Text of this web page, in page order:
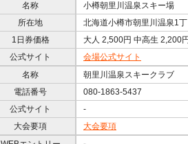
名称
小樽朝里川温泉スキー場
所在地
北海道小樽市朝里川温泉1
1日券価格
大人 2,500円 中高生 2,200
公式サイト
会場公式サイト
名称
朝里川温泉スキークラブ
電話番号
080-1863-5437
公式サイト
-
大会要項
大会要項